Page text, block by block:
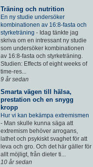
Träning och nutrition
En ny studie undersöker
kombinationen av 16:8-fasta och
styrketräning - Idag tänkte jag
skriva om en intressant ny studie
som undersöker kombinationen
av 16:8-fasta och styrketräning.
Studien: Effects of eight weeks of
time-res...
9 år sedan
Smarta vägen till hälsa,
prestation och en snygg
kropp
Hur vi kan bekämpa extremismen
- Man skulle kunna säga att
extremism behöver arrogans,
lathet och psykiskt svaghet för att
leva och gro. Och det här gäller för
allt möjligt, från dieter ti...
10 år sedan